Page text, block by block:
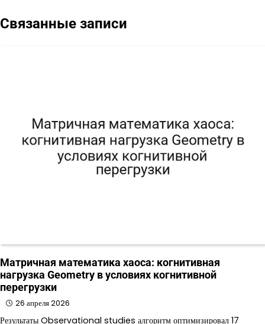
Связанные записи
Матричная математика хаоса: когнитивная
нагрузка Geometry в условиях когнитивной
перегрузки
26 апреля 2026
Результаты Observational studies алгоритм оптимизировал 17